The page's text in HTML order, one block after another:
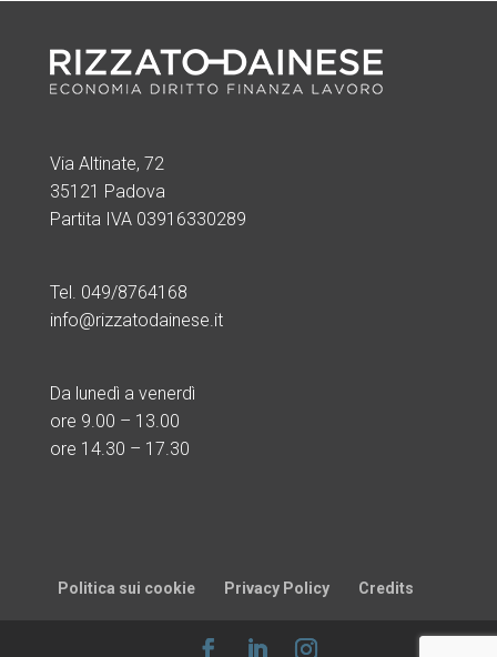
Via Altinate, 72
35121 Padova
Partita IVA 03916330289
Tel. 049/8764168
info@rizzatodainese.it
Da lunedì a venerdì
ore 9.00 – 13.00
ore 14.30 – 17.30
Politica sui cookie Privacy Policy Credits